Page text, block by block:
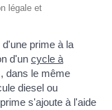
légale et
prime à la
d'un cycle à
dans le même
diesel ou
s'ajoute à l'aide